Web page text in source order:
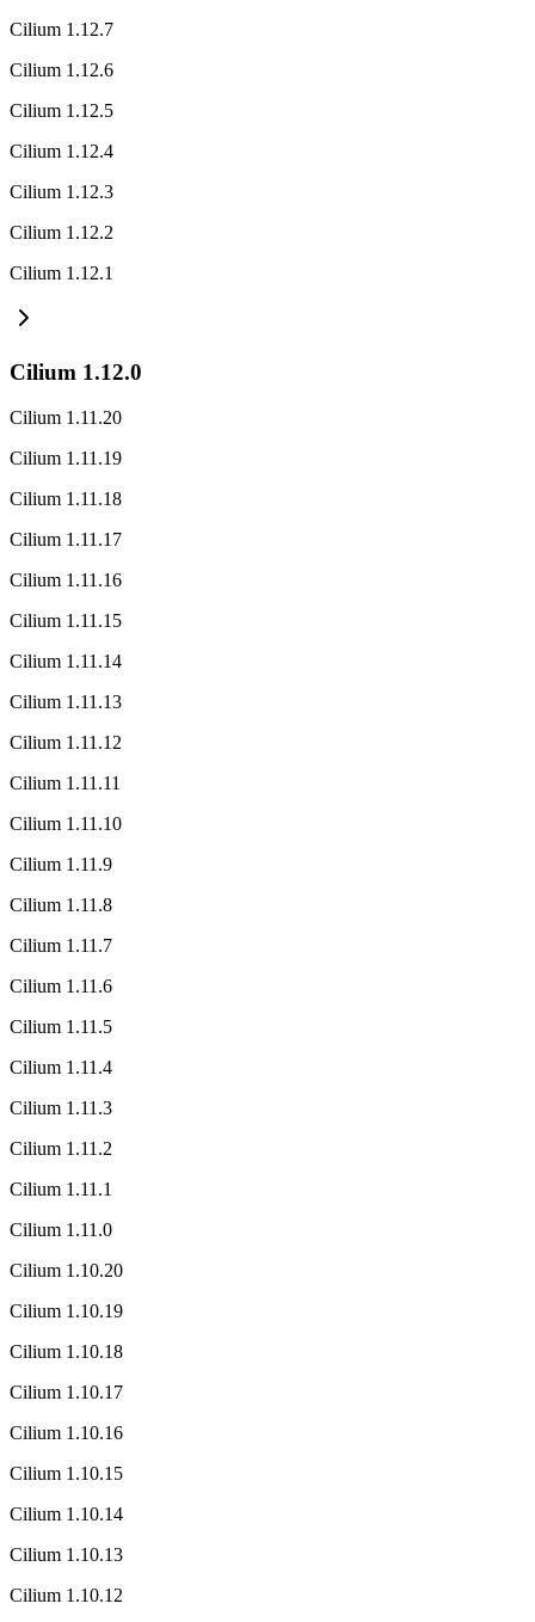
Cilium 1.12.7
Cilium 1.12.6
Cilium 1.12.5
Cilium 1.12.4
Cilium 1.12.3
Cilium 1.12.2
Cilium 1.12.1
Cilium 1.12.0
Cilium 1.11.20
Cilium 1.11.19
Cilium 1.11.18
Cilium 1.11.17
Cilium 1.11.16
Cilium 1.11.15
Cilium 1.11.14
Cilium 1.11.13
Cilium 1.11.12
Cilium 1.11.11
Cilium 1.11.10
Cilium 1.11.9
Cilium 1.11.8
Cilium 1.11.7
Cilium 1.11.6
Cilium 1.11.5
Cilium 1.11.4
Cilium 1.11.3
Cilium 1.11.2
Cilium 1.11.1
Cilium 1.11.0
Cilium 1.10.20
Cilium 1.10.19
Cilium 1.10.18
Cilium 1.10.17
Cilium 1.10.16
Cilium 1.10.15
Cilium 1.10.14
Cilium 1.10.13
Cilium 1.10.12